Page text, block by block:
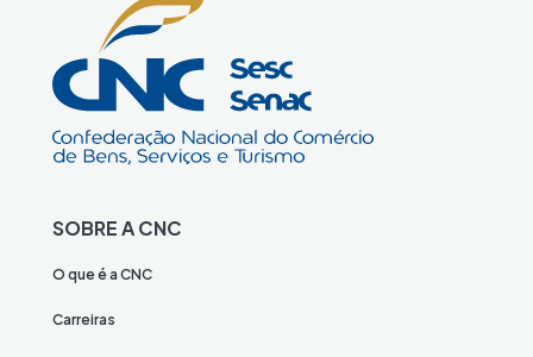
SOBRE A CNC
O que é a CNC
Carreiras